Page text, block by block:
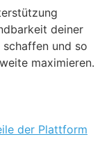
deiner
schaffen und so
maximieren.
der Plattform